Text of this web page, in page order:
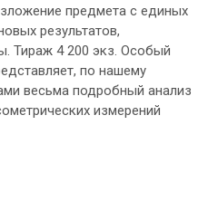
предмета с единых
результатов,
Тираж 4 200 экз. Особый
по нашему
весьма подробный анализ
измерений